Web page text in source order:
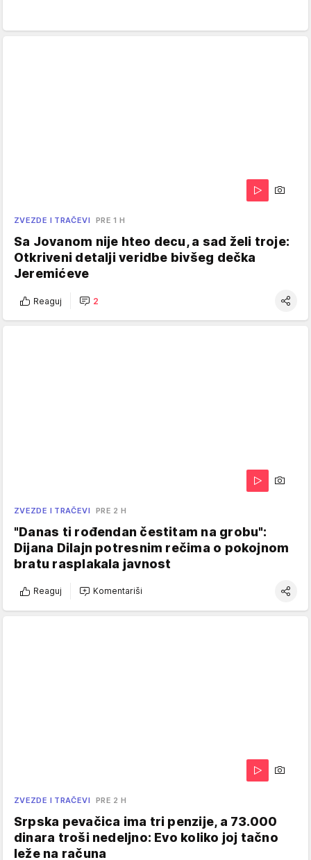
ZVEZDE I TRAČEVI PRE 1 H
Sa Jovanom nije hteo decu, a sad želi troje:
Otkriveni detalji veridbe bivšeg dečka
Jeremićeve
Reaguj 2
ZVEZDE I TRAČEVI PRE 2 H
"Danas ti rođendan čestitam na grobu":
Dijana Dilajn potresnim rečima o pokojnom
bratu rasplakala javnost
Reaguj Komentariši
ZVEZDE I TRAČEVI PRE 2 H
Srpska pevačica ima tri penzije, a 73.000
dinara troši nedeljno: Evo koliko joj tačno
leže na računa